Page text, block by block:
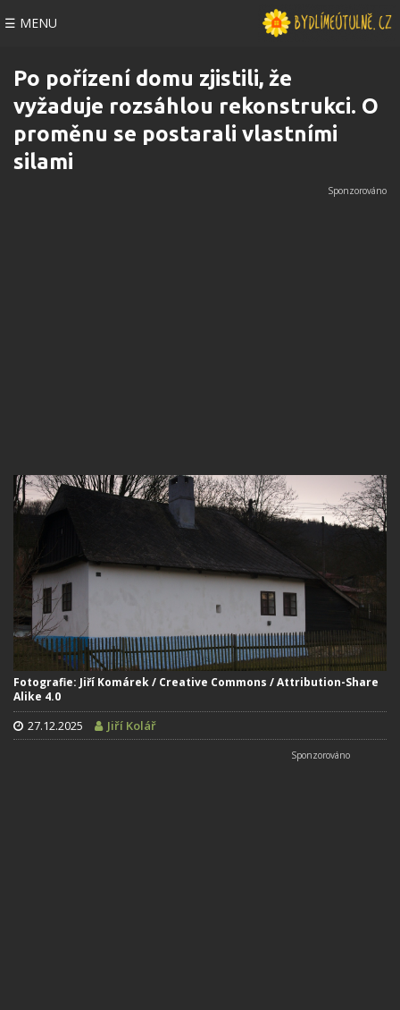
☰ MENU
Po pořízení domu zjistili, že
vyžaduje rozsáhlou rekonstrukci. O
proměnu se postarali vlastními
silami
Fotografie: Jiří Komárek / Creative Commons / Attribution-Share
Alike 4.0
27.12.2025 Jiří Kolář